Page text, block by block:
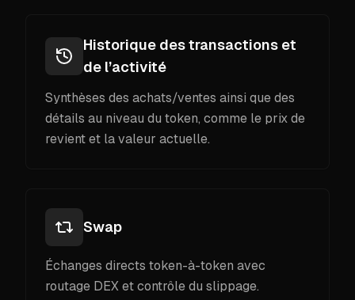
Historique des transactions et
de l’activité
Synthèses des achats/ventes ainsi que des
détails au niveau du token, comme le prix de
revient et la valeur actuelle.
Swap
Échanges directs token-à-token avec
routage DEX et contrôle du slippage.